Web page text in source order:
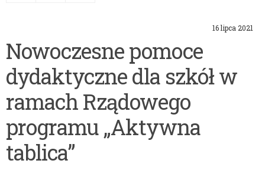
16 lipca 2021
Nowoczesne pomoce
dydaktyczne dla szkół w
ramach Rządowego
programu „Aktywna
tablica”
zwiększenia
liczby
godzin
zajęć
wspomagających
kierunki
realizacji
polityki
oświatowej
państwa